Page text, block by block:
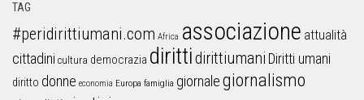
TAG
#peridirittiumani.com Africa associazione attualità
cittadini cultura democrazia dirittidirittiumani Diritti umani
diritto donne economia Europa famiglia giornalegiornalismo